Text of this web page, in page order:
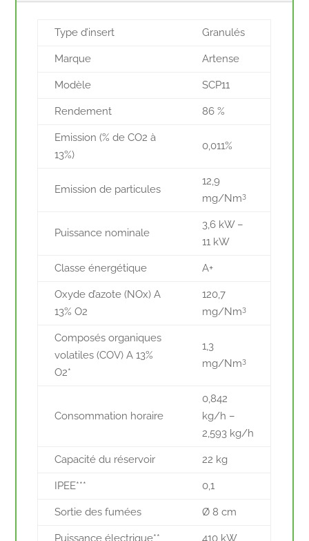
Type d’insert Granulés
Marque Artense
Modèle SCP11
Rendement 86 %
Emission (% de CO2 à
13%)
0,011%
Emission de particules
12,9
mg/Nm3
Puissance nominale
3,6 kW –
11 kW
Classe énergétique A+
Oxyde d’azote (NOx) A
13% O2
120,7
mg/Nm3
Composés organiques
volatiles (COV) A 13%
O2*
1,3
mg/Nm3
Consommation horaire
0,842
kg/h –
2,593 kg/h
Capacité du réservoir 22 kg
IPEE*** 0,1
Sortie des fumées Ø 8 cm
Puissance électrique** 410 kW